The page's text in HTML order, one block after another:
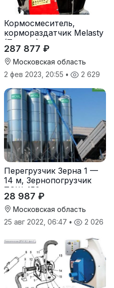
Кормосмеситель,
кормораздатчик Melasty
(Турция)
287 877 ₽
Московская область
2 фев 2023, 20:55 • 2 629
Перегрузчик Зерна 1 —
14 м, Зернопогрузчик
ТСШ-150
28 987 ₽
Московская область
25 авг 2022, 06:47 • 2 026